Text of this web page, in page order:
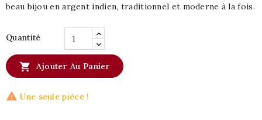
beau bijou en argent indien, traditionnel et moderne à la fois.
Quantité
 Ajouter Au Panier
 Une seule pièce !